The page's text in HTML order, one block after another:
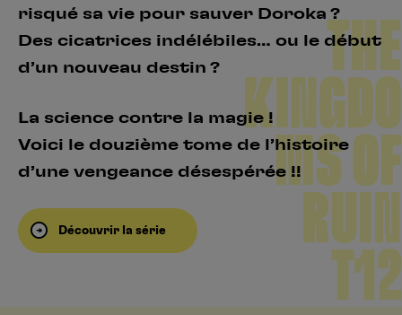
risqué sa vie pour sauver Doroka ?
Des cicatrices indélébiles… ou le début
d’un nouveau destin ?
La science contre la magie !
Voici le douzième tome de l’histoire
d’une vengeance désespérée !!
Découvrir la série
THE
KINGDO
MS OF
RUIN
T12